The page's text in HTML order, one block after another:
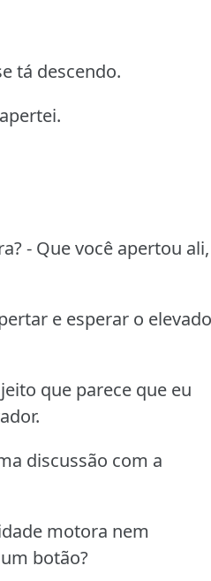
tá descendo.
- Que você apertou ali,
e esperar o
que parece que eu
discussão com a
motora nem
botão?